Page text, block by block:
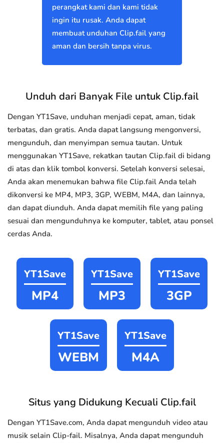
perangkat kami dan kami tidak
ingin itu rusak. Anda dapat
membuat unduhan Clip.fail yang
aman dan bersih tanpa virus.
Unduh dari Banyak File untuk Clip.fail
Dengan YT1Save, unduhan menjadi cepat, aman, tidak
terbatas, dan gratis. Anda dapat langsung mengonversi,
mengunduh, dan menyimpan semua tautan. Untuk
menggunakan YT1Save, rekatkan tautan Clip.fail di bidang
di atas dan klik tombol konversi. Setelah konversi selesai,
Anda akan menemukan bahwa file Clip.fail Anda telah
dikonversi ke MP4, MP3, 3GP, WEBM, M4A, dan lainnya,
dan dapat diunduh. Anda dapat memilih file yang paling
sesuai dan mengunduhnya ke komputer, tablet, atau ponsel
cerdas Anda.
YT1Save
MP4
YT1Save
MP3
YT1Save
3GP
YT1Save
WEBM
YT1Save
M4A
Situs yang Didukung Kecuali Clip.fail
Dengan YT1Save.com, Anda dapat mengunduh video atau
musik selain Clip-fail. Misalnya, Anda dapat mengunduh